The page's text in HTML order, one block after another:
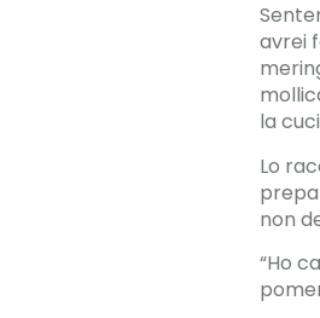
avrei
la
Lo
non
“Ho